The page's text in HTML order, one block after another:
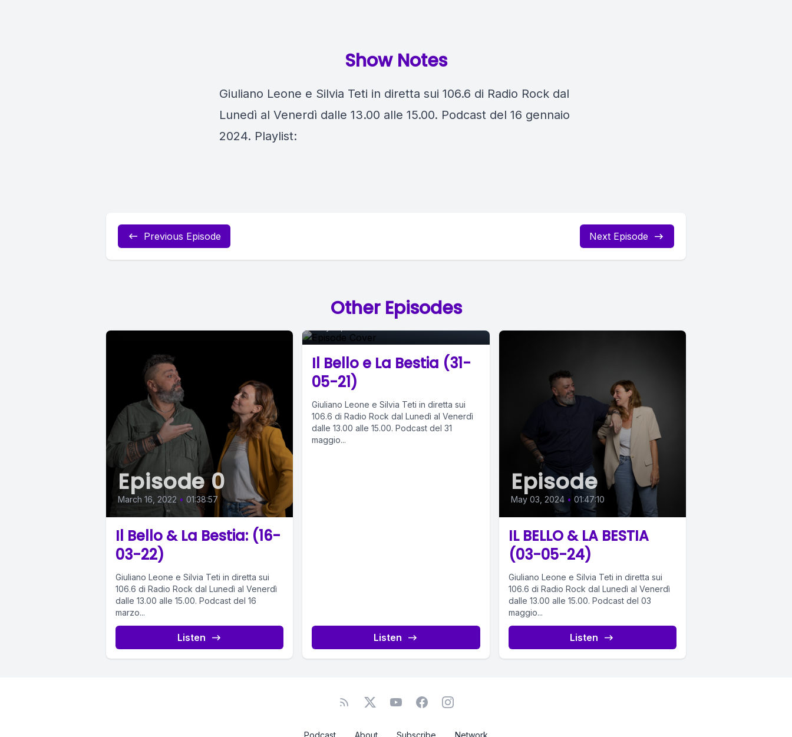
Show Notes
Giuliano Leone e Silvia Teti in diretta sui 106.6 di Radio Rock dal
Lunedì al Venerdì dalle 13.00 alle 15.00. Podcast del 16 gennaio
2024. Playlist:
Previous Episode Next Episode
Other Episodes
Episode 0
March 16, 2022 • 01:38:57
Il Bello & La Bestia: (16-
03-22)
Giuliano Leone e Silvia Teti in diretta sui
106.6 di Radio Rock dal Lunedì al Venerdì
dalle 13.00 alle 15.00. Podcast del 16
marzo...
Listen
Episode 0
Il Bello e La Bestia (31-
05-21)
Giuliano Leone e Silvia Teti in diretta sui
106.6 di Radio Rock dal Lunedì al Venerdì
dalle 13.00 alle 15.00. Podcast del 31
maggio...
Listen
Episode
May 03, 2024 • 01:47:10
IL BELLO & LA BESTIA
(03-05-24)
Giuliano Leone e Silvia Teti in diretta sui
106.6 di Radio Rock dal Lunedì al Venerdì
dalle 13.00 alle 15.00. Podcast del 03
maggio...
Listen